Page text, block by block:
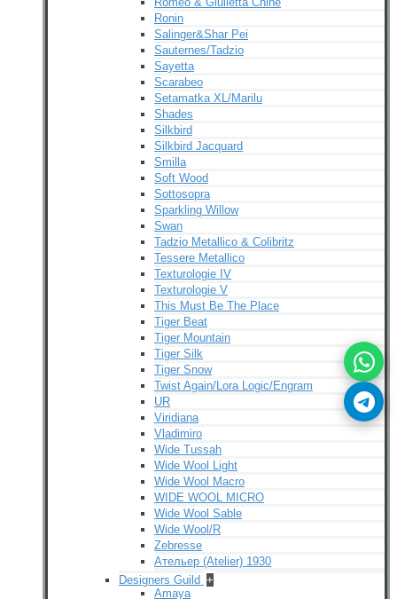
Ronin
Salinger&Shar Pei
Sauternes/Tadzio
Sayetta
Scarabeo
Setamatka XL/Marilu
Shades
Silkbird
Silkbird Jacquard
Smilla
Soft Wood
Sottosopra
Sparkling Willow
Swan
Tadzio Metallico & Colibritz
Tessere Metallico
Texturologie IV
Texturologie V
This Must Be The Place
Tiger Beat
Tiger Mountain
Tiger Silk
Tiger Snow
Twist Again/Lora Logic/Engram
UR
Viridiana
Vladimiro
Wide Tussah
Wide Wool Light
Wide Wool Macro
WIDE WOOL MICRO
Wide Wool Sable
Wide Wool/R
Zebresse
Ательер (Atelier) 1930
Designers Guild +
Amaya